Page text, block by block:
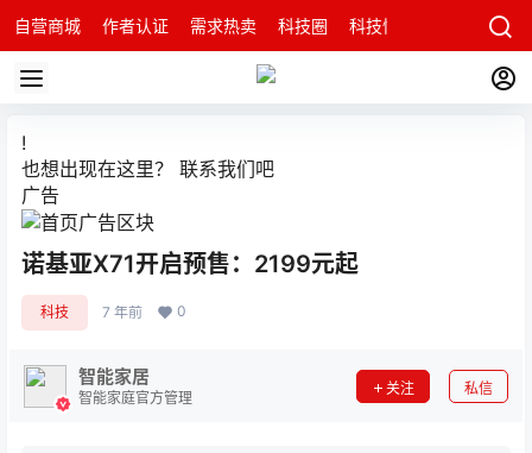
自营商城 作者认证 需求热卖 科技圈 科技快讯 智能科技问
!
也想出现在这里？ 联系我们吧
广告
诺基亚X71开启预售：2199元起
科技 7 年前 0
智能家居
智能家庭官方管理
关注 私信